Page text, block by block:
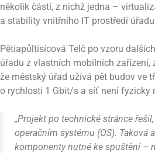
několik částí, z nichž jedna –
a stability vnitřního IT prostředí
Pětiapůltisícová Telč po vzoru
úřadu z vlastních mobilních zařízení,
že městský úřad užívá pět budov ve
o rychlosti 1 Gbit/s a síť není fyzicky
„Projekt po technické stránce
operačním systému (OS). Taková
komponenty nutné ke spuštění –